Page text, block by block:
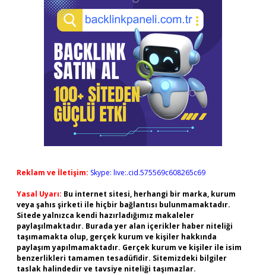
Reklam ve İletişim: Skype: live:.cid.575569c608265c69
Yasal Uyarı: Bu internet sitesi, herhangi bir marka, kurum
veya şahıs şirketi ile hiçbir bağlantısı bulunmamaktadır.
Sitede yalnızca kendi hazırladığımız makaleler
paylaşılmaktadır. Burada yer alan içerikler haber niteliği
taşımamakta olup, gerçek kurum ve kişiler hakkında
paylaşım yapılmamaktadır. Gerçek kurum ve kişiler ile isim
benzerlikleri tamamen tesadüfidir. Sitemizdeki bilgiler
taslak halindedir ve tavsiye niteliği taşımazlar.